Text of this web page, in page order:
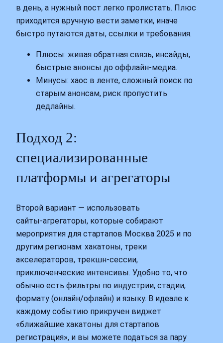
в день, а нужный пост легко пролистать. Плюс
приходится вручную вести заметки, иначе
быстро путаются даты, ссылки и требования.
Плюсы: живая обратная связь, инсайды,
быстрые анонсы до оффлайн‑медиа.
Минусы: хаос в ленте, сложный поиск по
старым анонсам, риск пропустить
дедлайны.
Подход 2:
специализированные
платформы и агрегаторы
Второй вариант — использовать
сайты‑агрегаторы, которые собирают
мероприятия для стартапов Москва 2025 и по
другим регионам: хакатоны, треки
акселераторов, трекшн‑сессии,
приключенческие интенсивы. Удобно то, что
обычно есть фильтры по индустрии, стадии,
формату (онлайн/офлайн) и языку. В идеале к
каждому событию прикручен виджет
«ближайшие хакатоны для стартапов
регистрация», и вы можете податься за пару